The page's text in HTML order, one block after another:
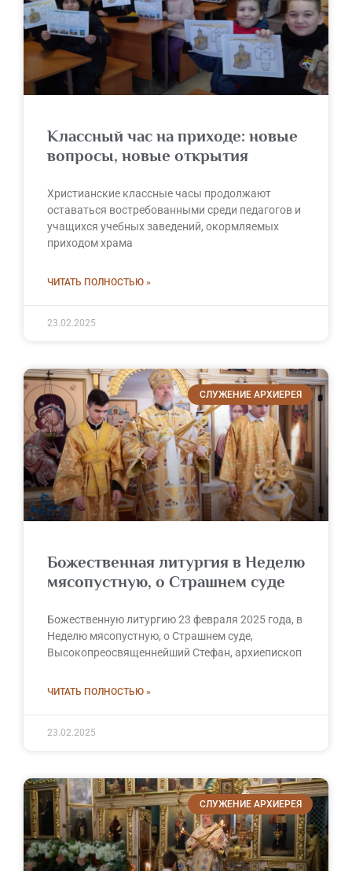
Классный час на приходе: новые
вопросы, новые открытия
Христианские классные часы продолжают
оставаться востребованными среди педагогов и
учащихся учебных заведений, окормляемых
приходом храма
ЧИТАТЬ ПОЛНОСТЬЮ »
23.02.2025
СЛУЖЕНИЕ АРХИЕРЕЯ
Божественная литургия в Неделю
мясопустную, о Страшнем суде
Божественную литургию 23 февраля 2025 года, в
Неделю мясопустную, о Страшнем суде,
Высокопреосвященнейший Стефан, архиепископ
ЧИТАТЬ ПОЛНОСТЬЮ »
23.02.2025
СЛУЖЕНИЕ АРХИЕРЕЯ